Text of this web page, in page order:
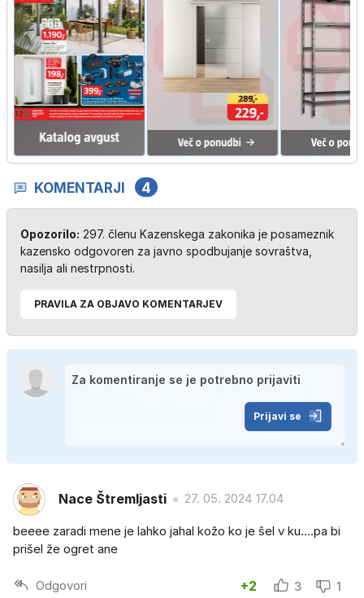
KOMENTARJI 4
Opozorilo: 297. členu Kazenskega zakonika je posameznik
kazensko odgovoren za javno spodbujanje sovraštva,
nasilja ali nestrpnosti.
PRAVILA ZA OBJAVO KOMENTARJEV
Prijavi se
Nace Štremljasti 27. 05. 2024 17.04
beeee zaradi mene je lahko jahal kožo ko je šel v ku....pa bi
prišel že ogret ane
Odgovori +2 3 1